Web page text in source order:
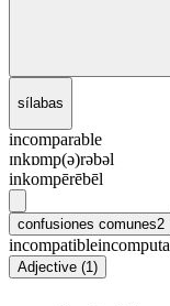
sílabas
incomparable
ɪnkɒmp(ə)rəbəl
inkompērēbēl
confusiones comunes2
incompatible
Adjective (1)